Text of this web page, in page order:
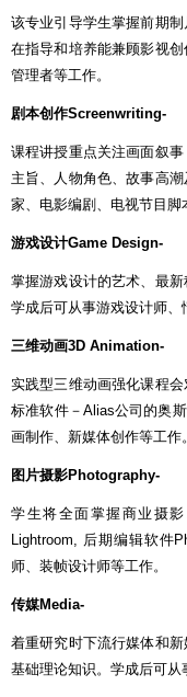
该专业引导学生掌握前期
在指导和培养能兼顾影视
管理者等工作。
剧本创作Screenwriting-
课程讲授重点关注画面叙
主旨、人物角色、故事高
家、电影编剧、电视节目脚
游戏设计Game Design-
掌握游戏设计的艺术、最
学成后可从事游戏设计师、
三维动画3D Animation-
实践型三维动画强化课程
标准软件－ Alias公司的奥
画制作、新媒体创作等工作。
图片摄影Photography-
学生将全面掌握商业摄
Lightroom,
后期编辑软件
师、装帧设计师等工作。
传媒Media-
着重研究时下流行媒体和
基础理论知识。学成后可从